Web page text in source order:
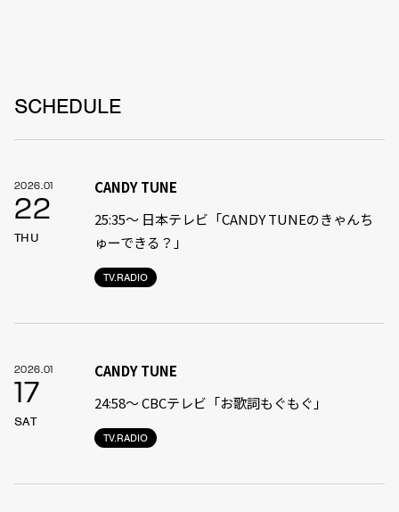
SCHEDULE
2026.01
22
THU
TV.RADIO
CANDY TUNE
25:35〜 日本テレビ「CANDY TUNEのきゃんち
ゅーできる？」
2026.01
17
SAT
TV.RADIO
CANDY TUNE
24:58〜 CBCテレビ「お歌詞もぐもぐ」